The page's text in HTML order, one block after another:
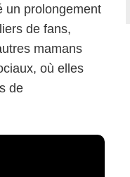
un prolongement
de fans,
mamans
où elles
de